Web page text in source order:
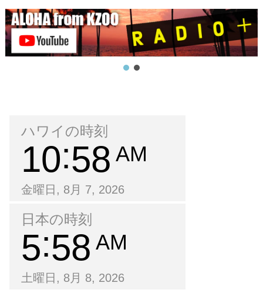
ハワイの時刻
10 58 AM
金曜日, 8月 7, 2026
日本の時刻
5 58 AM
土曜日, 8月 8, 2026